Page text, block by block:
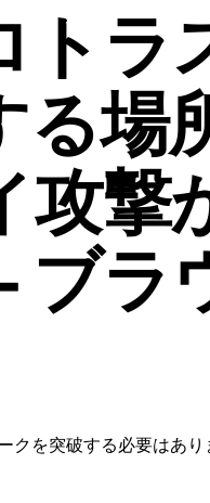
トラ
る場
攻撃
ブラ
クを突破する必要はあ